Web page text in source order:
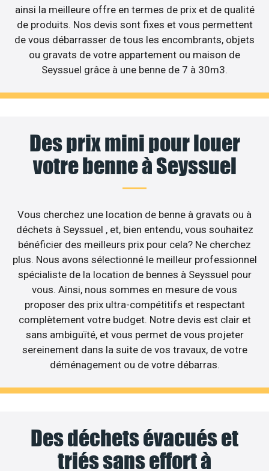
ainsi la meilleure offre en termes de prix et de qualité
de produits. Nos devis sont fixes et vous permettent
de vous débarrasser de tous les encombrants, objets
ou gravats de votre appartement ou maison de
Seyssuel grâce à une benne de 7 à 30m3.
Des prix mini pour louer
votre benne à Seyssuel
Vous cherchez une location de benne à gravats ou à
déchets à Seyssuel , et, bien entendu, vous souhaitez
bénéficier des meilleurs prix pour cela? Ne cherchez
plus. Nous avons sélectionné le meilleur professionnel
spécialiste de la location de bennes à Seyssuel pour
vous. Ainsi, nous sommes en mesure de vous
proposer des prix ultra-compétitifs et respectant
complètement votre budget. Notre devis est clair et
sans ambiguïté, et vous permet de vous projeter
sereinement dans la suite de vos travaux, de votre
déménagement ou de votre débarras.
Des déchets évacués et
triés sans effort à